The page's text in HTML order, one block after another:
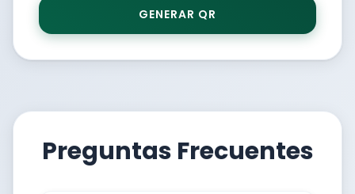
GENERAR QR
Preguntas Frecuentes